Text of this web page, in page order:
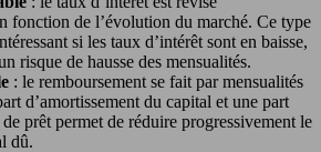
fonction de l’évolution du marché. Ce type
si les taux d’intérêt sont en baisse,
risque de hausse des mensualités.
: le remboursement se fait par mensualités
d’amortissement du capital et une part
prêt permet de réduire progressivement le
dû.